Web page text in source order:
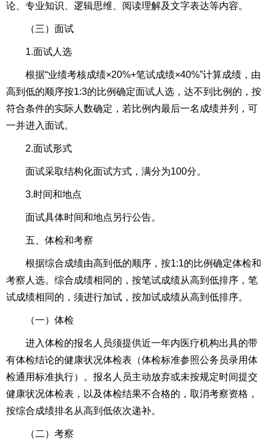
论、专业知识、逻辑思维、阅读理解及文字表达等内容。
（三）面试
1.面试人选
根据“业绩考核成绩×20%+笔试成绩×40%”计算成绩，由
高到低的顺序按1:3的比例确定面试人选，达不到比例的，按
符合条件的实际人数确定，若比例内最后一名成绩并列，可
一并进入面试。
2.面试形式
面试采取结构化面试方式，满分为100分。
3.时间和地点
面试具体时间和地点另行公告。
五、体检和考察
根据综合成绩由高到低的顺序，按1:1的比例确定体检和
考察人选。综合成绩相同的，按笔试成绩从高到低排序，笔
试成绩相同的，须进行加试，按加试成绩从高到低排序。
（一）体检
进入体检的报名人员须提供近一年内医疗机构出具的带
有体检结论的健康状况体检表（体检标准参照公务员录用体
检通用标准执行）。报名人员主动放弃或未按规定时间提交
健康状况体检表，以及体检结果不合格的，取消考察资格，
按综合成绩排名从高到低依次递补。
（二）考察